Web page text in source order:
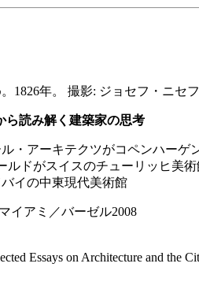
1826年。 撮影: ジョセフ・ニセ
読み解く建築家の思考
・アーキテクツがコペンハーゲ
ルドがスイスのチューリッヒ美
イの中東現代美術館
イアミ／バーゼル2008
Essays on Architecture and the